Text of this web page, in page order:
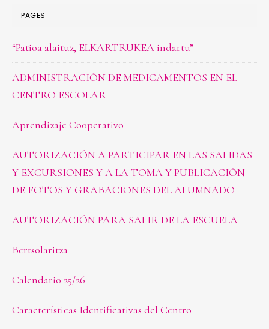
PAGES
“Patioa alaituz, ELKARTRUKEA indartu”
ADMINISTRACIÓN DE MEDICAMENTOS EN EL
CENTRO ESCOLAR
Aprendizaje Cooperativo
AUTORIZACIÓN A PARTICIPAR EN LAS SALIDAS
Y EXCURSIONES Y A LA TOMA Y PUBLICACIÓN
DE FOTOS Y GRABACIONES DEL ALUMNADO
AUTORIZACIÓN PARA SALIR DE LA ESCUELA
Bertsolaritza
Calendario 25/26
Características Identificativas del Centro